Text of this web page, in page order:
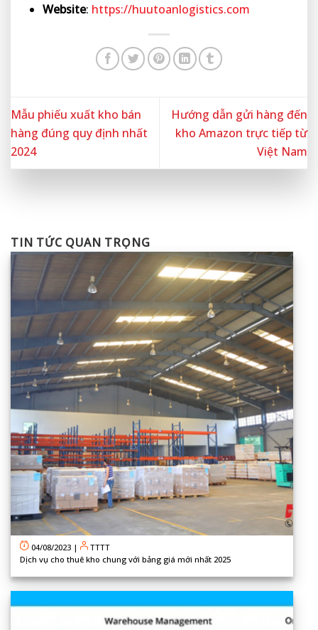
Website: https://huutoanlogistics.com
Mẫu phiếu xuất kho bán
hàng đúng quy định nhất
2024
Hướng dẫn gửi hàng đến
kho Amazon trực tiếp từ
Việt Nam
TIN TỨC QUAN TRỌNG
04/08/2023 |
TTTT
Dịch vụ cho thuê kho chung với bảng giá mới nhất 2025